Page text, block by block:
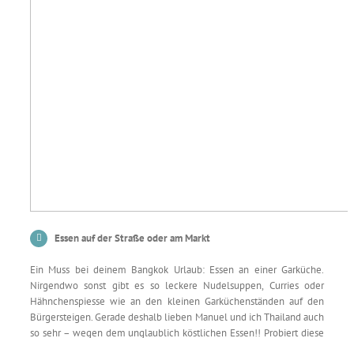
Essen auf der Straße oder am Markt
Ein Muss bei deinem Bangkok Urlaub: Essen an einer Garküche.
Nirgendwo sonst gibt es so leckere Nudelsuppen, Curries oder
Hähnchenspiesse wie an den kleinen Garküchenständen auf den
Bürgersteigen. Gerade deshalb lieben Manuel und ich Thailand auch
so sehr – wegen dem unglaublich köstlichen Essen!! Probiert diese